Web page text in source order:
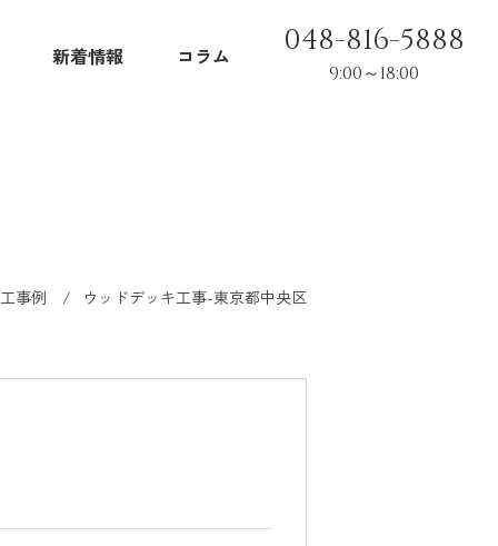
新着情報 コラム 048-816-5888
9:00～18:00
事例 ウッドデッキ工事-東京都中央区